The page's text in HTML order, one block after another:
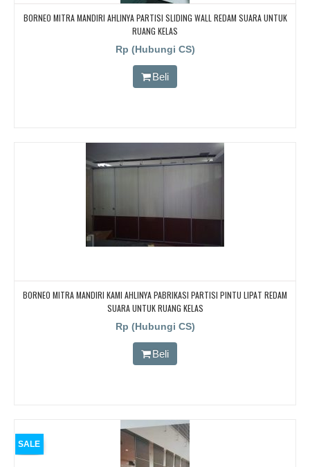
BORNEO MITRA MANDIRI AHLINYA PARTISI SLIDING WALL REDAM SUARA UNTUK
RUANG KELAS
Rp (Hubungi CS)
Beli
BORNEO MITRA MANDIRI KAMI AHLINYA PABRIKASI PARTISI PINTU LIPAT REDAM
SUARA UNTUK RUANG KELAS
Rp (Hubungi CS)
Beli
SALE